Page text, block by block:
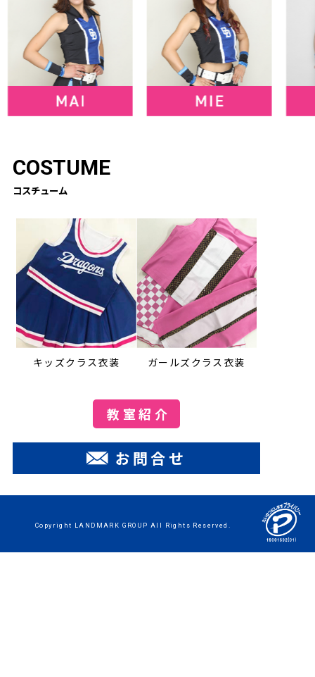
COSTUME
コスチューム
キッズクラス衣装 ガールズクラス衣装
教室紹介
お問合せ
Copyright LANDMARK GROUP All Rights Reserved.